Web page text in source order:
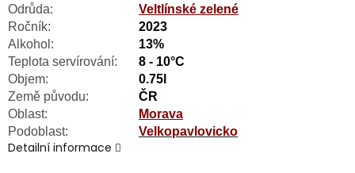
Odrůda:
Veltlínské zelené
Ročník:
2023
Alkohol:
13%
Teplota servírování:
8 - 10°C
Objem:
0.75l
Země původu:
ČR
Oblast:
Morava
Podoblast:
Velkopavlovicko
Detailní informace